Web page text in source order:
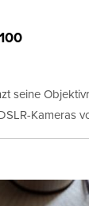
seine
Kameras